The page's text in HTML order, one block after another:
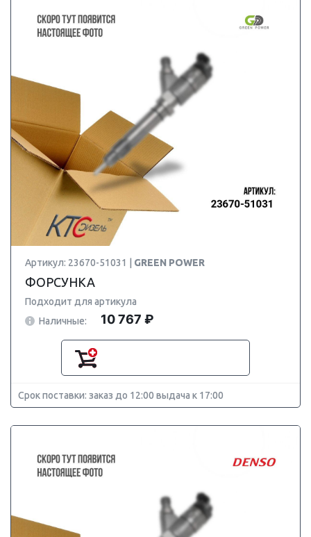
Артикул: 23670-51031 | GREEN POWER
ФОРСУНКА
Подходит для артикула
Наличные:
10 767 ₽
Срок поставки: заказ до 12:00 выдача к 17:00